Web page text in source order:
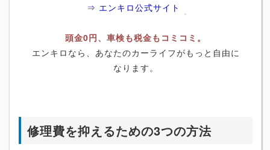
⇒ エンキロ公式サイト
頭金0円、車検も税金もコミコミ。
エンキロなら、あなたのカーライフがもっと自由に
なります。
修理費を抑えるための3つの方法